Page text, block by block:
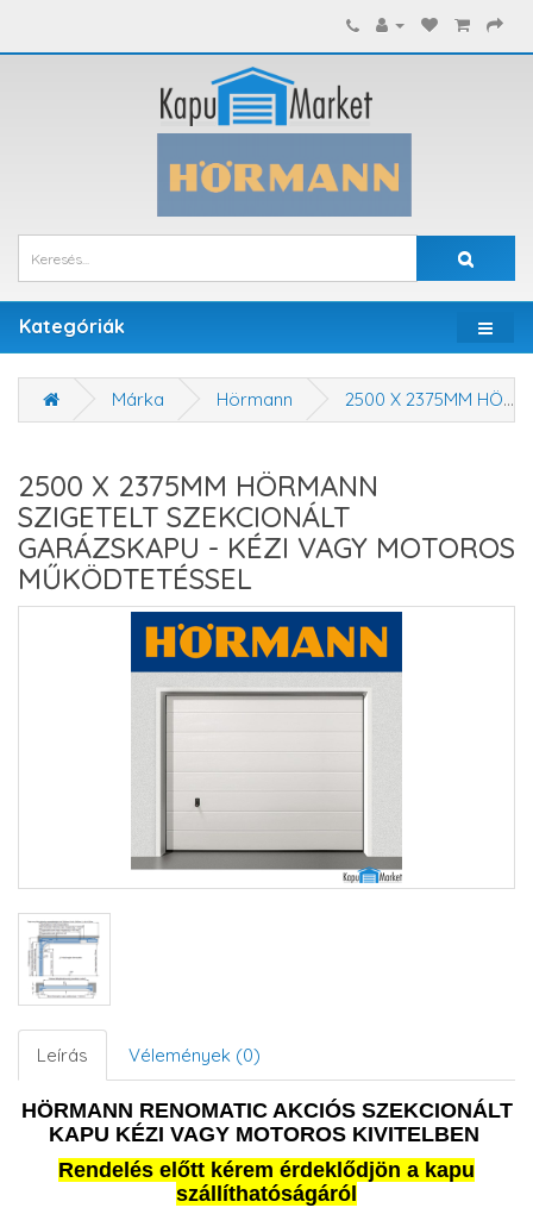
Kategóriák
Márka Hörmann 2500 X 2375MM HÖRMANN SZIGETELT SZEKCIONÁLT GARÁZSKAPU - KÉZI VAGY MOTOROS MŰKÖDTETÉSSEL
2500 X 2375MM HÖRMANN
SZIGETELT SZEKCIONÁLT
GARÁZSKAPU - KÉZI VAGY MOTOROS
MŰKÖDTETÉSSEL
Leírás Vélemények (0)
HÖRMANN RENOMATIC AKCIÓS SZEKCIONÁLT
KAPU KÉZI VAGY MOTOROS KIVITELBEN
Rendelés előtt kérem érdeklődjön a kapu
szállíthatóságáról